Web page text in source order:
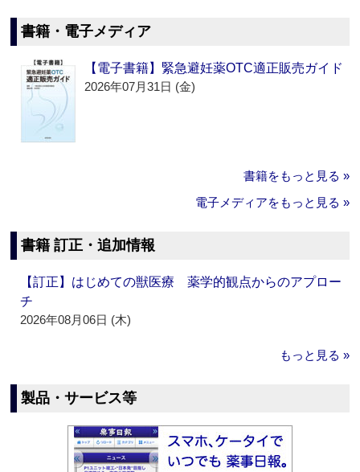
書籍・電子メディア
【電子書籍】緊急避妊薬OTC適正販売ガイド
2026年07月31日 (金)
書籍をもっと見る »
電子メディアをもっと見る »
書籍 訂正・追加情報
【訂正】はじめての獣医療 薬学的観点からのアプロー
チ
2026年08月06日 (木)
もっと見る »
製品・サービス等